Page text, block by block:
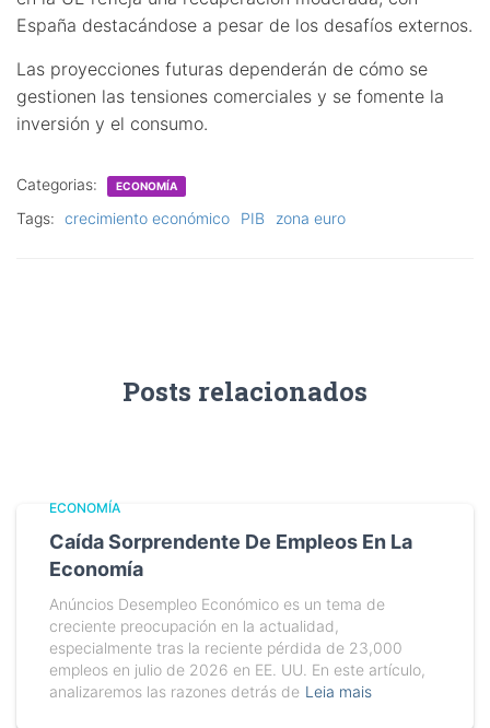
España destacándose a pesar de los desafíos externos.
Las proyecciones futuras dependerán de cómo se
gestionen las tensiones comerciales y se fomente la
inversión y el consumo.
Categorias: ECONOMÍA
Tags: crecimiento económico PIB zona euro
Posts relacionados
ECONOMÍA
Caída Sorprendente De Empleos En La
Economía
Anúncios Desempleo Económico es un tema de
creciente preocupación en la actualidad,
especialmente tras la reciente pérdida de 23,000
empleos en julio de 2026 en EE. UU. En este artículo,
analizaremos las razones detrás de Leia mais